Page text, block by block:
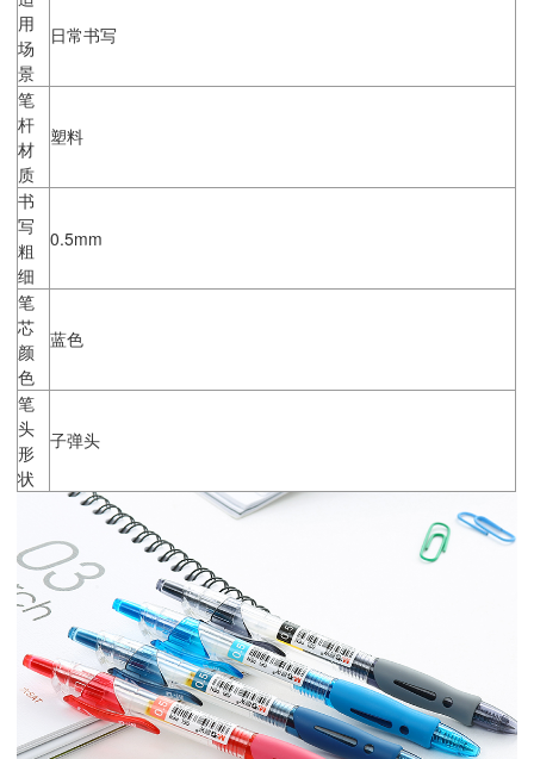
用
场
景
日常书写
笔
杆
材
质
塑料
书
写
粗
细
0.5mm
笔
芯
颜
色
蓝色
笔
头
形
状
子弹头